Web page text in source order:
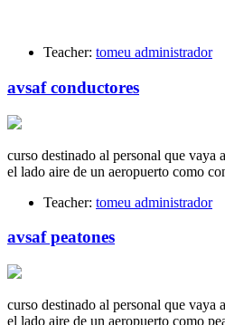
Teacher: tomeu administrador
avsaf conductores
curso destinado al personal que vaya
el lado aire de un aeropuerto como
Teacher: tomeu administrador
avsaf peatones
curso destinado al personal que vaya
el lado aire de un aeropuerto como